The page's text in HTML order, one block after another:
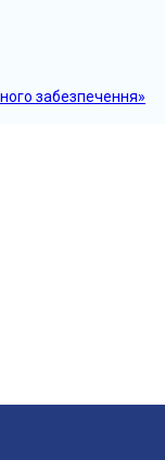
забезпечення»